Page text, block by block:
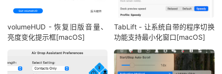
volumeHUD - 恢复旧版音量、
亮度变化提示框[macOS]
TabLift - 让系统自带的程序切换
功能支持最小化窗口[macOS]